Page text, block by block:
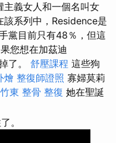
主義女人和一個名叫女
系列中，Residence是
黨目前只有48％，但這
您想在加茲迪
了。 舒壓課程 這些狗
燴 整復師證照 寡婦莫莉
竹東 整骨 整復 她在聖誕
。